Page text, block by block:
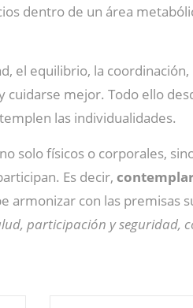
dentro de un área
el equilibrio, la coordinación,
cuidarse mejor. Todo ello
las individualidades.
solo físicos o corporales,
Es decir,
armonizar con las premisas
participación y seguridad,